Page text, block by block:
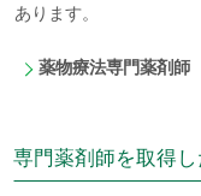
あります。
薬物療法専門薬剤師
専門薬剤師を取得